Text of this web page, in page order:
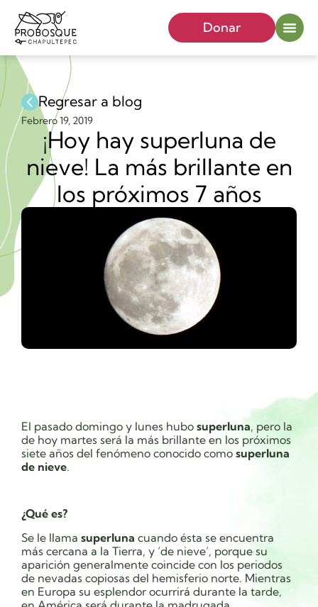
Donar
Regresar a blog
Febrero 19, 2019
¡Hoy hay superluna de
nieve! La más brillante en
los próximos 7 años
El pasado domingo y lunes hubo superluna, pero la
de hoy martes será la más brillante en los próximos
siete años del fenómeno conocido como superluna
de nieve.
¿Qué es?
Se le llama superluna cuando ésta se encuentra
más cercana a la Tierra, y ‘de nieve’, porque su
aparición generalmente coincide con los periodos
de nevadas copiosas del hemisferio norte. Mientras
en Europa su esplendor ocurrirá durante la tarde,